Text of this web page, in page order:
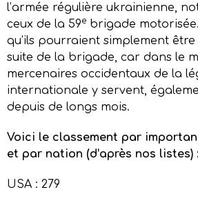
l’armée régulière ukrainienne,
ceux de la 59e brigade
qu’ils pourraient simplement
suite de la brigade, car dans le
mercenaires occidentaux de la
internationale y servent,
depuis de longs mois.
Voici le classement par
et par nation (d’après nos listes) :
USA : 279